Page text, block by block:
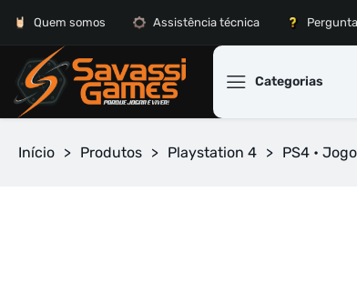
Quem somos Assistência técnica
Categorias
Início > Produtos > Playstation 4 > PS4 •